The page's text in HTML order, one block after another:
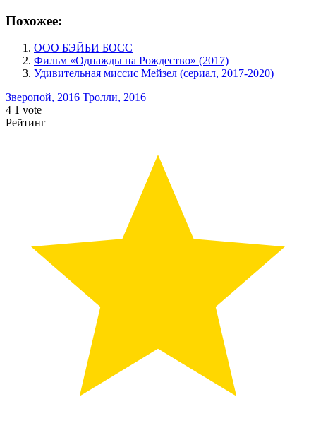
Похожее:
ООО БЭЙБИ БОСС
Фильм «Однажды на Рождество» (2017)
Удивительная миссис Мейзел (сериал, 2017-2020)
Зверопой, 2016 Тролли, 2016
4 1 vote
Рейтинг